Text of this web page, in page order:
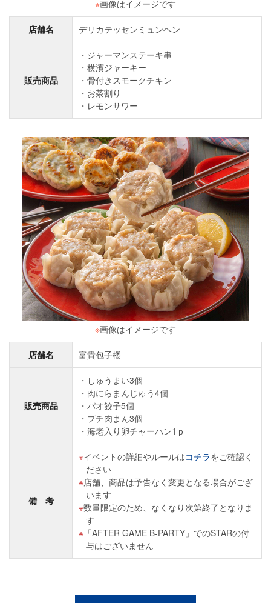
※画像はイメージです
店舗名 デリカテッセンミュンヘン
販売商品
ジャーマンステーキ串
横濱ジャーキー
骨付きスモークチキン
お茶割り
レモンサワー
※画像はイメージです
店舗名 富貴包子楼
販売商品
しゅうまい3個
肉にらまんじゅう4個
パオ餃子5個
プチ肉まん3個
海老入り卵チャーハン1ｐ
備 考
イベントの詳細やルールはコチラをご確認く
ださい
店舗、商品は予告なく変更となる場合がござ
います
数量限定のため、なくなり次第終了となりま
す
「AFTER GAME B-PARTY」でのSTARの付
与はございません